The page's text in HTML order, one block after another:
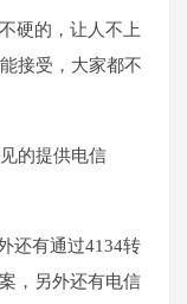
硬的，让人不上
接受，大家都不
的提供电信
还有通过4134转
，另外还有电信